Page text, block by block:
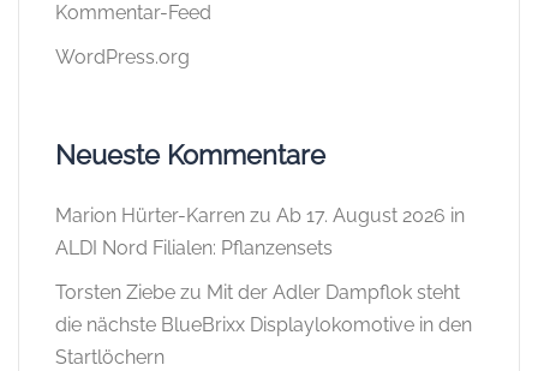
Kommentar-Feed
WordPress.org
Neueste Kommentare
Marion Hürter-Karren zu Ab 17. August 2026 in
ALDI Nord Filialen: Pflanzensets
Torsten Ziebe zu Mit der Adler Dampflok steht
die nächste BlueBrixx Displaylokomotive in den
Startlöchern